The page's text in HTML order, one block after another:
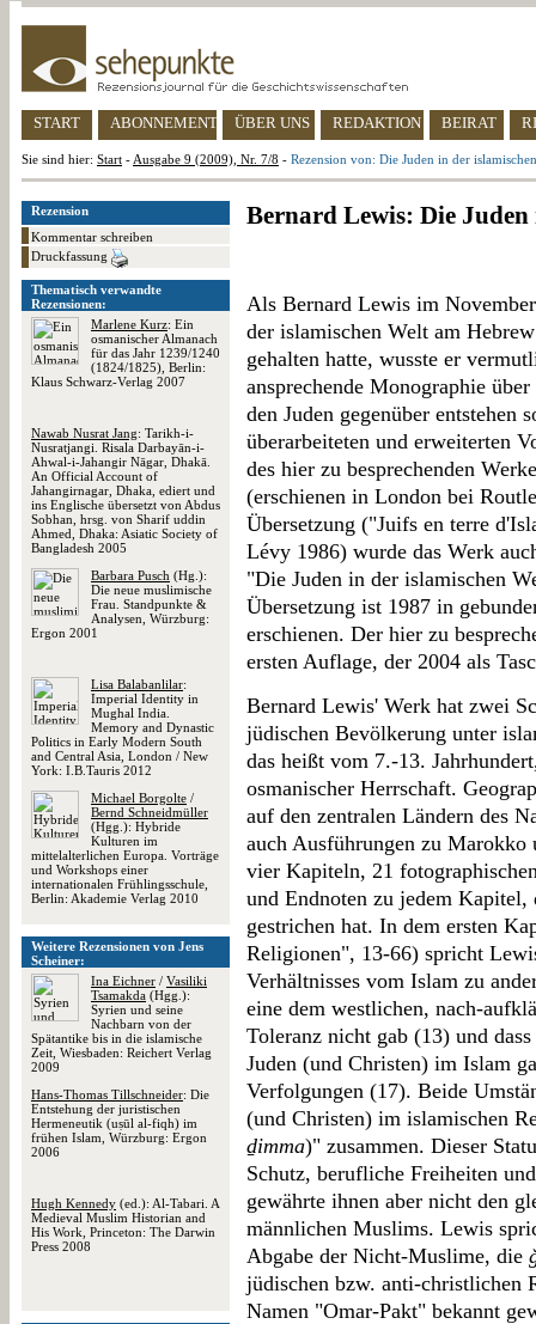
START ABONNEMENT ÜBER UNS REDAKTION BEIRAT
Sie sind hier: Start - Ausgabe 9 (2009), Nr. 7/8 - Rezension von: Die Juden in der
Rezension
Kommentar schreiben
Druckfassung
Thematisch verwandte
Rezensionen:
Marlene Kurz: Ein
osmanischer Almanach
für das Jahr 1239/1240
(1824/1825), Berlin:
Klaus Schwarz-Verlag 2007
Nawab Nusrat Jang: Tarikh-i-
Nusratjangi. Risala Darbayān-i-
Ahwal-i-Jahangir Nāgar, Dhakā.
An Official Account of
Jahangirnagar, Dhaka, ediert und
ins Englische übersetzt von Abdus
Sobhan, hrsg. von Sharif uddin
Ahmed, Dhaka: Asiatic Society of
Bangladesh 2005
Barbara Pusch (Hg.):
Die neue muslimische
Frau. Standpunkte &
Analysen, Würzburg:
Ergon 2001
Lisa Balabanlilar:
Imperial Identity in
Mughal India.
Memory and Dynastic
Politics in Early Modern South
and Central Asia, London / New
York: I.B.Tauris 2012
Michael Borgolte /
Bernd Schneidmüller
(Hgg.): Hybride
Kulturen im
mittelalterlichen Europa. Vorträge
und Workshops einer
internationalen Frühlingsschule,
Berlin: Akademie Verlag 2010
Weitere Rezensionen von Jens
Scheiner:
Ina Eichner / Vasiliki
Tsamakda (Hgg.):
Syrien und seine
Nachbarn von der
Spätantike bis in die islamische
Zeit, Wiesbaden: Reichert Verlag
2009
Hans-Thomas Tillschneider: Die
Entstehung der juristischen
Hermeneutik (uṣūl al-fiqh) im
frühen Islam, Würzburg: Ergon
2006
Hugh Kennedy (ed.): Al-Tabari. A
Medieval Muslim Historian and
His Work, Princeton: The Darwin
Press 2008
Bernard Lewis: Die
Als Bernard Lewis im
der islamischen Welt am
gehalten hatte, wusste er
ansprechende Monographie
den Juden gegenüber entstehen
überarbeiteten und erweiterten
des hier zu besprechenden
(erschienen in London bei
Übersetzung ("Juifs en terre
Lévy 1986) wurde das Werk
"Die Juden in der islamischen
Übersetzung ist 1987 in
erschienen. Der hier zu
ersten Auflage, der 2004 als
Bernard Lewis' Werk hat zwei
jüdischen Bevölkerung unter
das heißt vom 7.-13.
osmanischer Herrschaft.
auf den zentralen Ländern des
auch Ausführungen zu Marokko
vier Kapiteln, 21
und Endnoten zu jedem
gestrichen hat. In dem ersten
Religionen", 13-66) spricht
Verhältnisses vom Islam zu
eine dem westlichen, nach-
Toleranz nicht gab (13) und
Juden (und Christen) im Islam
Verfolgungen (17). Beide
(und Christen) im islamischen
ḏimma)" zusammen. Dieser
Schutz, berufliche Freiheiten
gewährte ihnen aber nicht den
männlichen Muslims. Lewis
Abgabe der Nicht-Muslime, die
jüdischen bzw. anti-christlichen
Namen "Omar-Pakt" bekannt